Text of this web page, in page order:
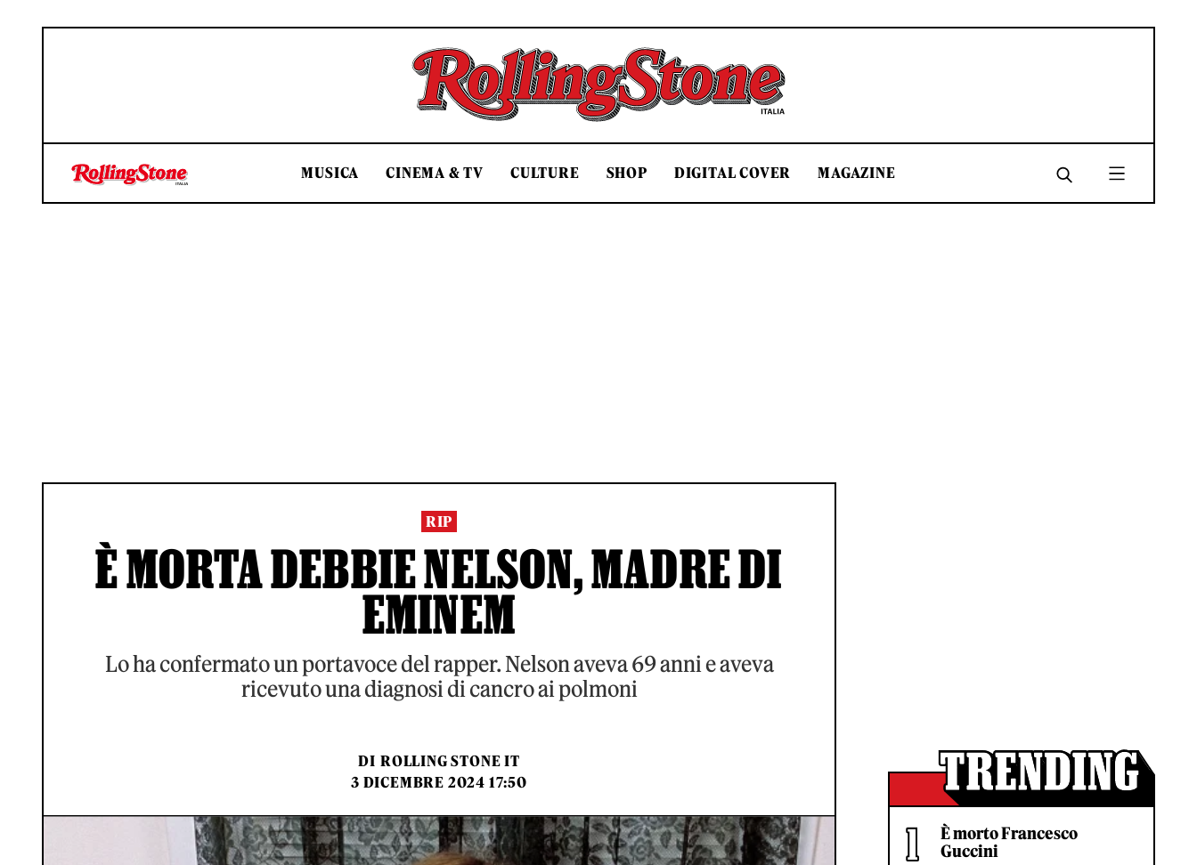
Rolling Stone Italia
MUSICA CINEMA & TV CULTURE SHOP DIGITAL COVER MAGAZINE
RIP
È MORTA DEBBIE NELSON, MADRE DI
EMINEM
Lo ha confermato un portavoce del rapper. Nelson aveva 69 anni e aveva
ricevuto una diagnosi di cancro ai polmoni
DI ROLLING STONE IT
3 DICEMBRE 2024 17:50
È morto Francesco
Guccini